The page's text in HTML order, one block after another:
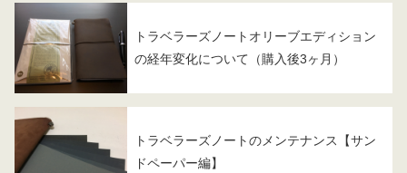
トラベラーズノートオリーブエディション
の経年変化について（購入後3ヶ月）
トラベラーズノートのメンテナンス【サン
ドペーパー編】